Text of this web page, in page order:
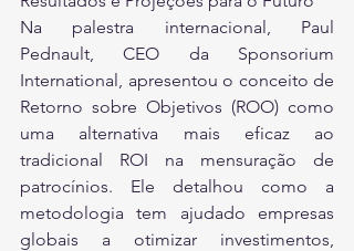
Na palestra internacional, Paul
Pednault, CEO da Sponsorium
International, apresentou o conceito de
Retorno sobre Objetivos (ROO) como
uma alternativa mais eficaz ao
tradicional ROI na mensuração de
patrocínios. Ele detalhou como a
metodologia tem ajudado empresas
globais a otimizar investimentos,